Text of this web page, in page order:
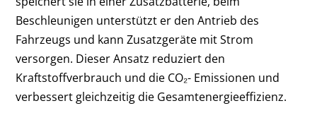
Beschleunigen unterstützt er den Antrieb des
Fahrzeugs und kann Zusatzgeräte mit Strom
versorgen. Dieser Ansatz reduziert den
Kraftstoffverbrauch und die CO₂- Emissionen und
verbessert gleichzeitig die Gesamtenergieeffizienz.